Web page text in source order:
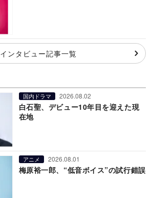
インタビュー記事一覧
国内ドラマ 2026.08.02
白石聖、デビュー10年目を迎えた現
在地
アニメ 2026.08.01
梅原裕一郎、“低音ボイス”の試行錯誤